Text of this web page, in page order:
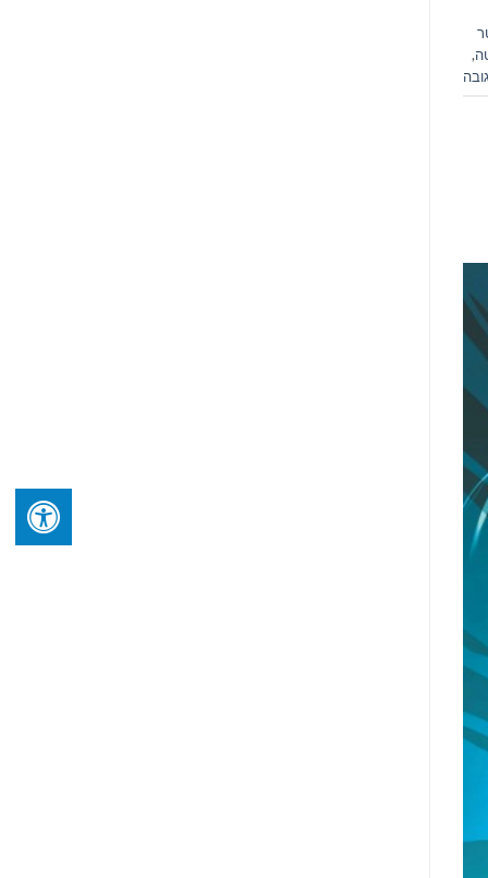
,